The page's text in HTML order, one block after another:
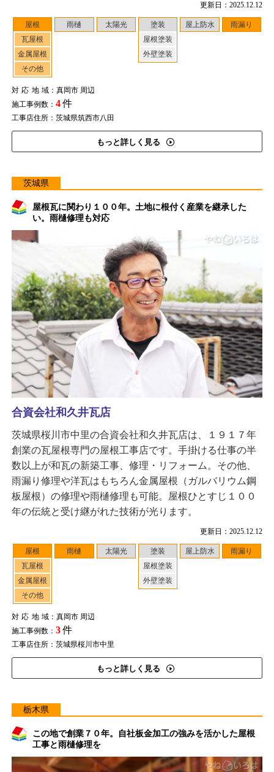
更新日：2025.12.12
屋根
瓦屋根
金属屋根
その他
雨樋 太陽光
塗装
屋根塗装
外壁塗装
屋上防水 雨漏り
対応地域：真岡市 周辺
施工事例数： 4件
工事店住所：茨城県筑西市八田
もっと詳しく見る
茨城県
屋根瓦に関わり１００年。土地に根付く産業を継承した
い。雨樋修理も対応
更新日：2025.12.12
屋根
瓦屋根
金属屋根
その他
雨樋 太陽光
塗装
屋根塗装
外壁塗装
屋上防水 雨漏り
対応地域：真岡市 周辺
施工事例数： 3件
工事店住所：茨城県桜川市中里
もっと詳しく見る
合資会社和久井瓦店
茨城県桜川市中里の合資会社和久井瓦店は、１９１７年
創業の瓦屋根専門の屋根工事店です。手掛ける仕事の半
数以上が和瓦の新築工事、修理・リフォーム。その他、
雨漏り修理や洋瓦はもちろん金属屋根（ガルバリウム鋼
板屋根）の修理や雨樋修理も可能。屋根ひとすじ１００
年の伝統と受け継がれた技術が光ります。
栃木県
この地で創業７０年。自社板金加工の強みを活かした屋根
工事と雨樋修理を